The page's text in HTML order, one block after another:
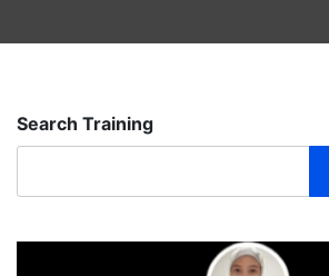
Search Training